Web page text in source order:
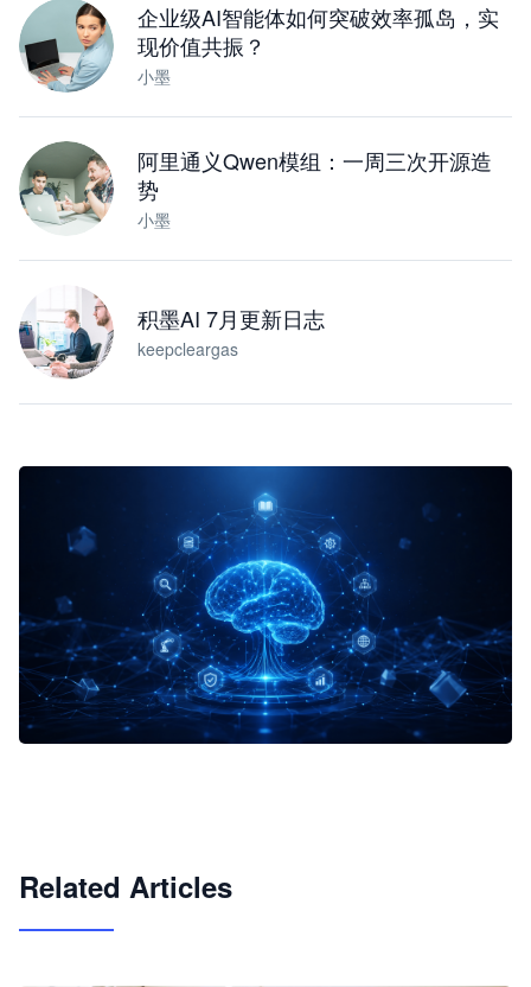
企业级AI智能体如何突破效率孤岛，实
现价值共振？
小墨
阿里通义Qwen模组：一周三次开源造
势
小墨
积墨AI 7月更新日志
keepcleargas
Related Articles